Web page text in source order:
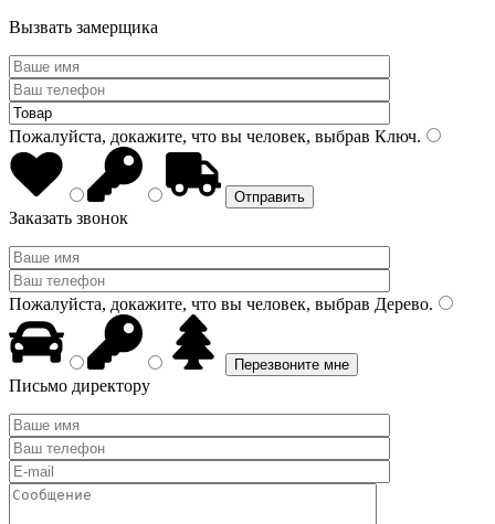
Вызвать замерщика
Пожалуйста, докажите, что вы человек, выбрав Ключ.
Заказать звонок
Пожалуйста, докажите, что вы человек, выбрав Дерево.
Письмо директору